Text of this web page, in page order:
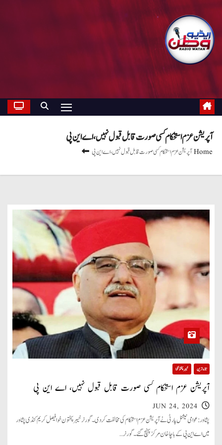
آپریشن عزم استحکام کسی صورت قابل قبول نہیں، اے این پی
Homeآپریشن عزم استحکام کسی صورت قابل قبول نہیں، اے این پی
تازہ ترین خیبر پختونخوا
آپریشن عزم استحکام کسی صورت قابل قبول نہیں، اے این پی
JUN 24, 2024
پشاور: عوامی نیشنل پارٹی نے آپریشن عزم استحکام کی مخالفت کردی۔ گورنر خیبر پختون خوا فیصل کریم کنڈی پشاور
میں اے این پی کے باچا خان مرکز پہنچ گئے۔ گورنر…